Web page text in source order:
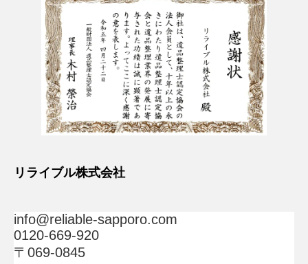
リライブル株式会社
info@reliable-sapporo.com
0120-669-920
〒069-0845